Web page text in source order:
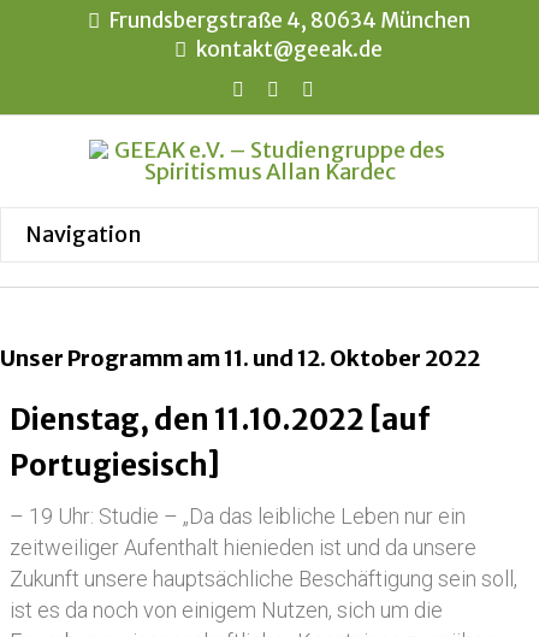
Frundsbergstraße 4, 80634 München
kontakt@geeak.de
Unser Programm am 11. und 12. Oktober 2022
Dienstag, den 11.10.2022 [auf
Portugiesisch]
– 19 Uhr: Studie – „Da das leibliche Leben nur ein
zeitweiliger Aufenthalt hienieden ist und da unsere
Zukunft unsere hauptsächliche Beschäftigung sein soll,
ist es da noch von einigem Nutzen, sich um die